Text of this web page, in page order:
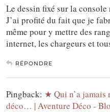
Le dessin fixé sur la
J’ai profité du fait que je
même pour y mettre des
internet, les chargeurs et
RÉPONDRE
Pingback: ★ Qui n’a jamais
déco… | Aventure Déco -